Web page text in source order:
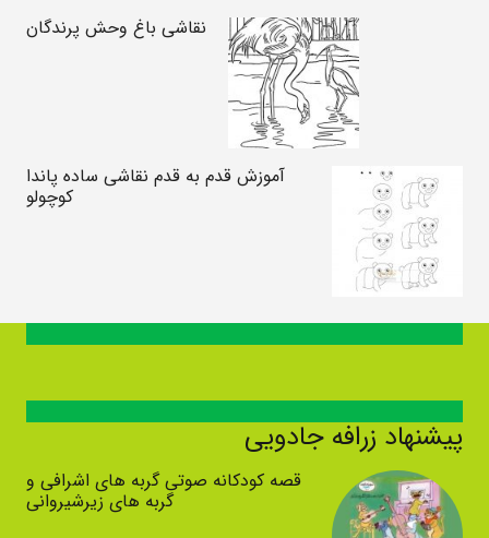
نقاشی باغ وحش پرندگان
آموزش قدم به قدم نقاشی ساده پاندا
کوچولو
پیشنهاد زرافه جادویی
قصه کودکانه صوتی گربه های اشرافی و
گربه های زیرشیروانی